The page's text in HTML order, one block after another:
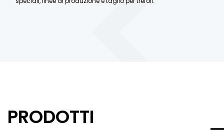
PRODOTTI